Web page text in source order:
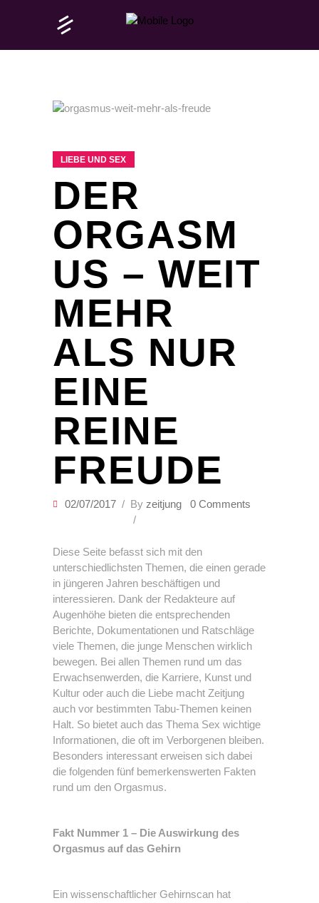
LIEBE UND SEX
DER
ORGASM
US – WEIT
MEHR
ALS NUR
EINE
REINE
FREUDE
02/07/2017 By zeitjung 0 Comments
Diese Seite befasst sich mit den
unterschiedlichsten Themen, die einen gerade
in jüngeren Jahren beschäftigen und
interessieren. Dank der Redakteure auf
Augenhöhe bieten die entsprechenden
Berichte, Dokumentationen und Ratschläge
viele Themen, die junge Menschen wirklich
bewegen. Bei allen Themen rund um das
Erwachsenwerden, die Karriere, Kunst und
Kultur oder auch die Liebe macht Zeitjung
auch vor bestimmten Tabu-Themen keinen
Halt. So bietet auch das Thema Sex wichtige
Informationen, die oft im Verborgenen bleiben.
Besonders interessant erweisen sich dabei
die folgenden fünf bemerkenswerten Fakten
rund um den Orgasmus.
Fakt Nummer 1 – Die Auswirkung des
Orgasmus auf das Gehirn
Ein wissenschaftlicher Gehirnscan hat